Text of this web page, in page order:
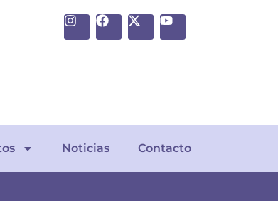
Noticias Contacto